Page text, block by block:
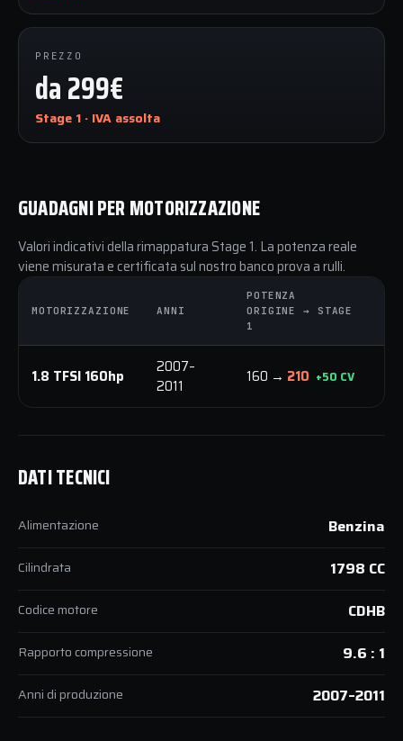
PREZZO
da 299€
Stage 1 · IVA assolta
GUADAGNI PER MOTORIZZAZIONE
Valori indicativi della rimappatura Stage 1. La potenza reale
viene misurata e certificata sul nostro banco prova a rulli.
MOTORIZZAZIONE ANNI
POTENZA
ORIGINE → STAGE
1
1.8 TFSI 160hp
2007–
2011
160 → 210 +50 CV
DATI TECNICI
Alimentazione Benzina
Cilindrata 1798 CC
Codice motore CDHB
Rapporto compressione 9.6 : 1
Anni di produzione 2007–2011